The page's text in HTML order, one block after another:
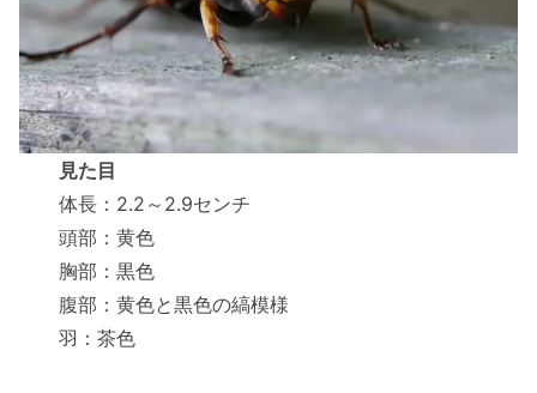
見た目
体長：2.2～2.9センチ
頭部：黄色
胸部：黒色
腹部：黄色と黒色の縞模様
羽：茶色